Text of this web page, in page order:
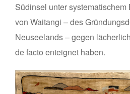
Südinsel unter systematischem
von Waitangi – des
Neuseelands – gegen
de facto enteignet haben.